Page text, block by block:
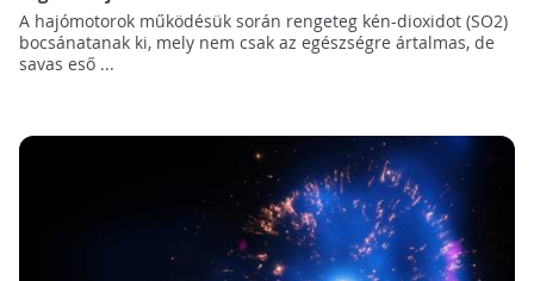
A hajómotorok működésük során rengeteg kén-dioxidot (SO2)
bocsánatanak ki, mely nem csak az egészségre ártalmas, de
savas eső ...